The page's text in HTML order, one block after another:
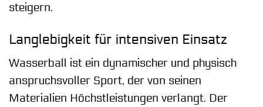
steigern.
Langlebigkeit für intensiven Einsatz
Wasserball ist ein dynamischer und physisch
anspruchsvoller Sport, der von seinen
Materialien Höchstleistungen verlangt. Der